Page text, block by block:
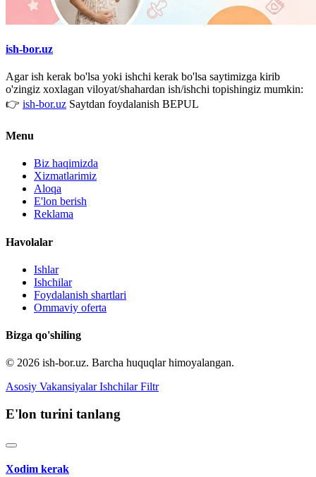
ish-bor.uz
Agar ish kerak bo'lsa yoki ishchi kerak bo'lsa saytimizga kirib
o'zingiz xoxlagan viloyat/shahardan ish/ishchi topishingiz mumkin:
👉 ish-bor.uz Saytdan foydalanish BEPUL
Menu
Biz haqimizda
Xizmatlarimiz
Aloqa
E'lon berish
Reklama
Havolalar
Ishlar
Ishchilar
Foydalanish shartlari
Ommaviy oferta
Bizga qo'shiling
© 2026 ish-bor.uz. Barcha huquqlar himoyalangan.
Asosiy Vakansiyalar Ishchilar Filtr
E'lon turini tanlang
Xodim kerak